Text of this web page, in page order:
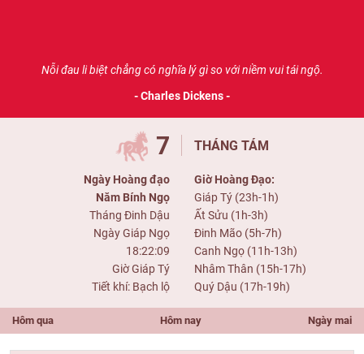
Nỗi đau li biệt chẳng có nghĩa lý gì so với niềm vui tái ngộ.
- Charles Dickens -
7
Ngày Hoàng đạo
Năm Bính Ngọ
Tháng Đinh Dậu
Ngày Giáp Ngọ
18:22:09
Giờ Giáp Tý
Tiết khí: Bạch lộ
THÁNG TÁM
Giờ Hoàng Đạo:
Giáp Tý (23h-1h)
Ất Sửu (1h-3h)
Đinh Mão (5h-7h)
Canh Ngọ (11h-13h)
Nhâm Thân (15h-17h)
Quý Dậu (17h-19h)
Hôm qua Hôm nay Ngày mai